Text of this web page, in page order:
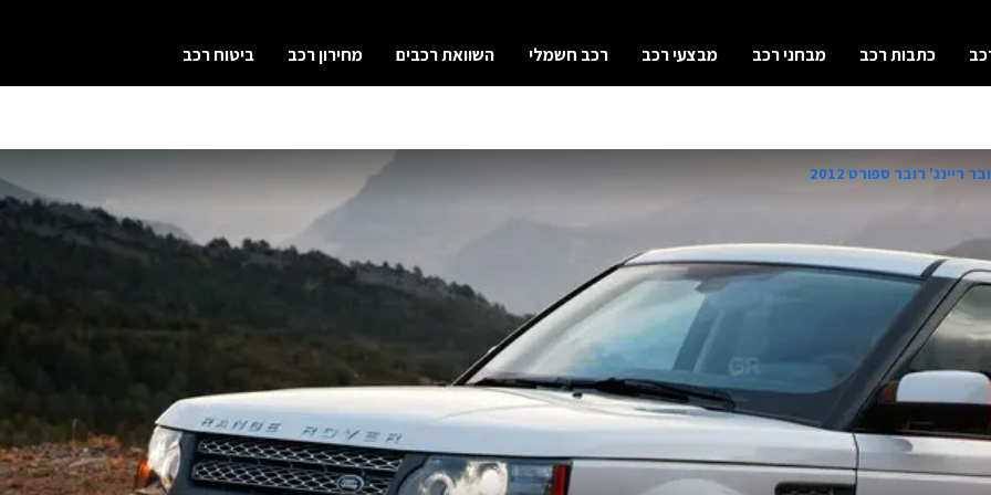
כתבות רכב מבחני רכב מבצעי רכב רכב חשמלי השוואת רכבים מחירון רכב ביטוח רכב
ריינג' רובר ספורט 2012